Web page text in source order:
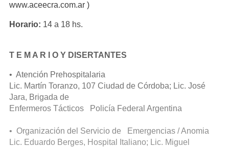
www.aceecra.com.ar )
Horario: 14 a 18 hs.
T E M A R I O Y DISERTANTES
• Atención Prehospitalaria
Lic. Martín Toranzo, 107 Ciudad de Córdoba; Lic. José
Jara, Brigada de
Enfermeros Tácticos Policía Federal Argentina
• Organización del Servicio de Emergencias / Anomia
Lic. Eduardo Berges, Hospital Italiano; Lic. Miguel